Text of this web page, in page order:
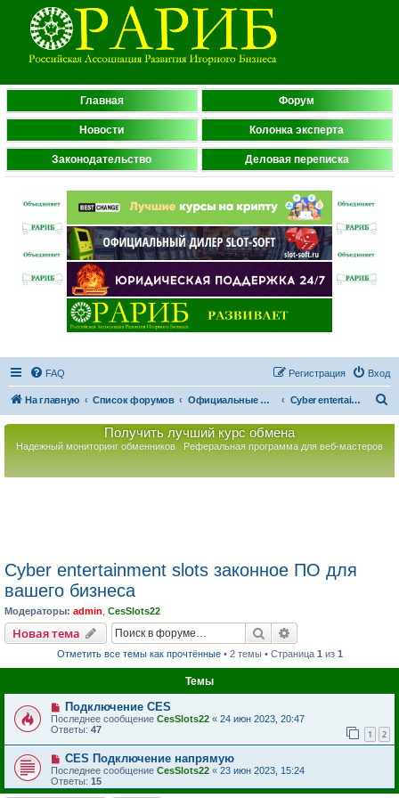
Главная Форум
Новости Колонка эксперта
Законодательство Деловая переписка
FAQ Вход
Регистрация
На главную Список форумов Официальные Форумы Партнёров РАРИБ Cyber entertainment slots законное ПО для вашего бизнеса
Получить лучший курс обмена
Надежный мониторинг обменников Реферальная программа для веб-мастеров
Cyber entertainment slots законное ПО для
вашего бизнеса
Модераторы: admin CesSlots22
Новая тема Поиск
Отметить все темы как прочтённые• 2 темы • Страница 1 из 1
Темы
Подключение CES
Последнее сообщение CesSlots22 « 24 июн 2023, 20:47
Ответы: 47 1 2
CES Подключение напрямую
Последнее сообщение CesSlots22 « 23 июн 2023, 15:24
Ответы: 15